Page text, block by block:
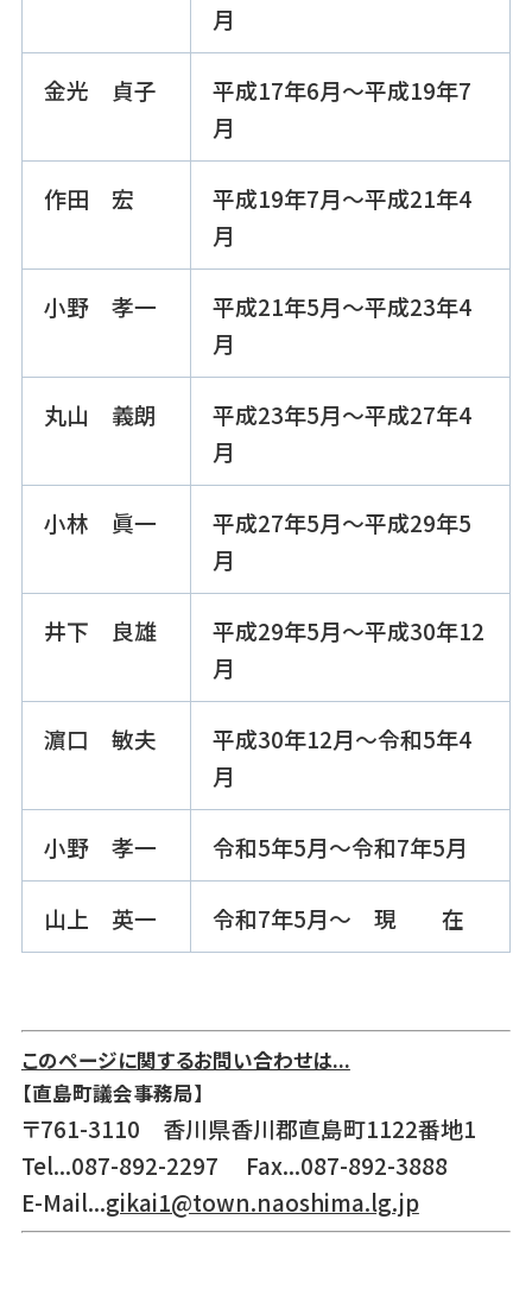
月
金光 貞子
平成17年6月～平成19年7
月
作田 宏
平成19年7月～平成21年4
月
小野 孝一
平成21年5月～平成23年4
月
丸山 義朗
平成23年5月～平成27年4
月
小林 眞一
平成27年5月～平成29年5
月
井下 良雄
平成29年5月～平成30年12
月
濵口 敏夫
平成30年12月～令和5年4
月
小野 孝一 令和5年5月～令和7年5月
山上 英一 令和7年5月～ 現 在
このページに関するお問い合わせは...
【直島町議会事務局】
〒761-3110 香川県香川郡直島町1122番地1
Tel...087-892-2297 Fax...087-892-3888
E-Mail...gikai1@town.naoshima.lg.jp